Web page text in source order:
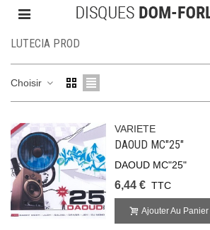
LUTECIA PROD
Choisir
VARIETE
DAOUD MC"25"
DAOUD MC"25"
6,44 € TTC
Ajouter Au Panier